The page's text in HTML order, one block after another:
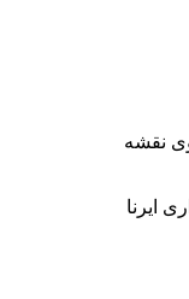
نقشه
ایرنا